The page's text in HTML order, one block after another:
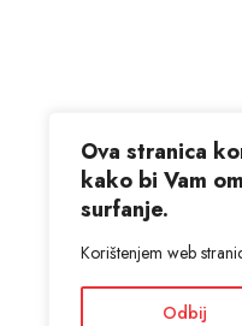
Ova stranica
kako bi Vam
surfanje.
Korištenjem web
Odbij